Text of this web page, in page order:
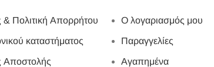
Πολιτική Απορρήτου
καταστήματος
Αποστολής
Ο λογαριασμός μου
Παραγγελίες
Αγαπημένα